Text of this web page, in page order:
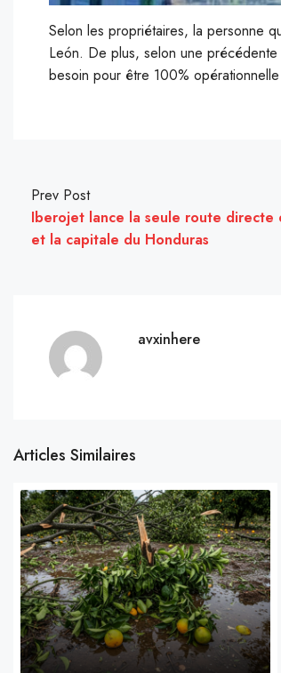
Selon les propriétaires, la personne
León. De plus, selon une précédente
besoin pour être 100%
Prev Post
Iberojet lance la seule route directe
et la capitale du Honduras
avxinhere
Articles Similaires